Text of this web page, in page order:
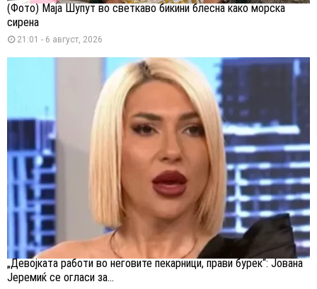
(Фото) Маја Шупут во светкаво бикини блесна како морска
сирена
21:01 - 6 август, 2026
„Девојката работи во неговите пекарници, прави бурек“: Јована
Јеремиќ се огласи за...